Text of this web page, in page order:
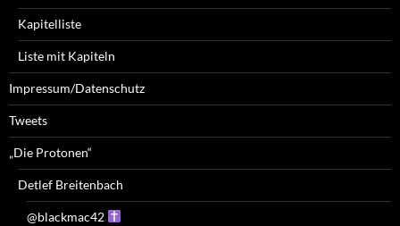
Kapitelliste
Liste mit Kapiteln
Impressum/Datenschutz
Tweets
„Die Protonen“
Detlef Breitenbach
@blackmac42